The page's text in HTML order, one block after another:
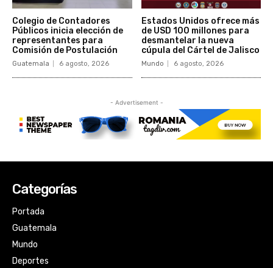
Categorías
Portada
Guatemala
Mundo
Deportes